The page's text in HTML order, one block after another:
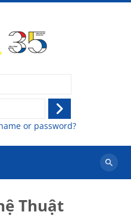
Log
in
or password?
Search
Thuật